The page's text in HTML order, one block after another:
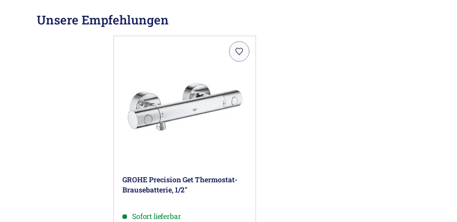
Unsere Empfehlungen
GROHE Precision Get Thermostat-
Brausebatterie, 1/2"
Sofort lieferbar